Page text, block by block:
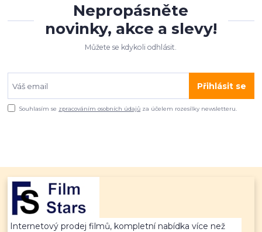
Nepropásněte
novinky, akce a slevy!
Můžete se kdykoli odhlásit.
Přihlásit se
Souhlasím se zpracováním osobních údajů za účelem rozesílky newsletteru.
Internetový prodej filmů, kompletní nabídka více než